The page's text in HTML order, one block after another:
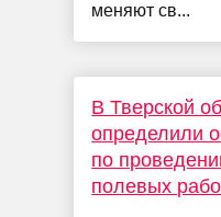
меняют св...
В Тверской
определили
по
полевых